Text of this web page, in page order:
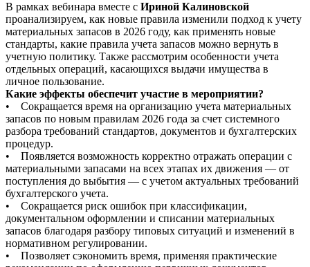
В рамках вебинара вместе с Ириной Калиновской
проанализируем, как новые правила изменили подход к учету
материальных запасов в 2026 году, как применять новые
стандарты, какие правила учета запасов можно вернуть в
учетную политику. Также рассмотрим особенности учета
отдельных операций, касающихся выдачи имущества в
личное пользование.
Какие эффекты обеспечит участие в мероприятии?
• Сокращается время на организацию учета материальных
запасов по новым правилам 2026 года за счет системного
разбора требований стандартов, документов и бухгалтерских
процедур.
• Появляется возможность корректно отражать операции с
материальными запасами на всех этапах их движения — от
поступления до выбытия — с учетом актуальных требований
бухгалтерского учета.
• Сокращается риск ошибок при классификации,
документальном оформлении и списании материальных
запасов благодаря разбору типовых ситуаций и изменений в
нормативном регулировании.
• Позволяет сэкономить время, применяя практические